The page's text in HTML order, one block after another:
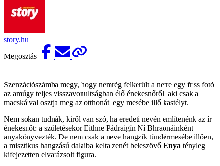
story.hu
Megosztás
Szenzációszámba megy, hogy nemrég felkerült a netre egy friss fotó
az amúgy teljes visszavonultságban élő énekesnőről, aki csak a
macskáival osztja meg az otthonát, egy mesébe illő kastélyt.
Nem sokan tudnák, kiről van szó, ha eredeti nevén említenénk az ír
énekesnőt: a születésekor Eithne Pádraigín Ní Bhraonáinként
anyakönyvezték. De nem csak a neve hangzik tündérmesébe illően,
a misztikus hangzású dalaiba kelta zenét beleszövő Enya tényleg
kifejezetten elvarázsolt figura.